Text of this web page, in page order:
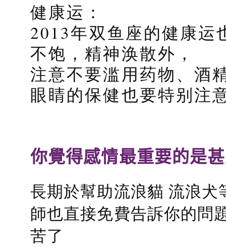
健康运：
2013年双鱼座的健康运
不饱，精神涣散外，
注意不要滥用药物、酒
眼睛的保健也要特别注
你覺得感情最重要的是
長期於幫助流浪貓 流浪
師也直接免費告訴你的問
苦了